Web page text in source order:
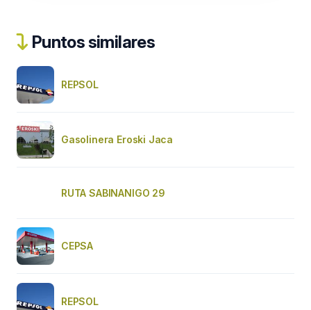
Puntos similares
REPSOL
Gasolinera Eroski Jaca
RUTA SABINANIGO 29
CEPSA
REPSOL